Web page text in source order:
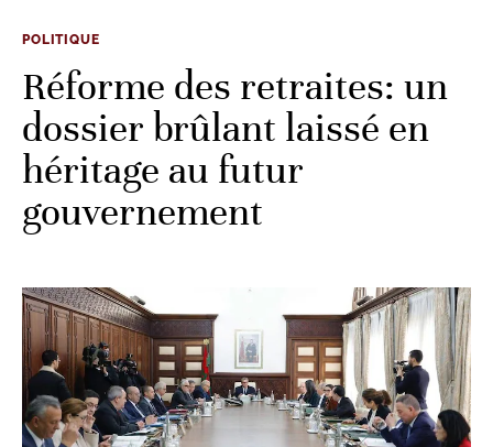
POLITIQUE
Réforme des retraites: un
dossier brûlant laissé en
héritage au futur
gouvernement